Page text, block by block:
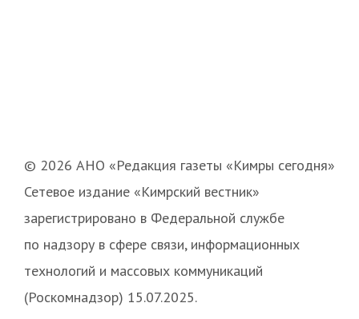
© 2026 АНО «Редакция газеты «Кимры сегодня»
Сетевое издание «Кимрский вестник»
зарегистрировано в Федеральной службе
по надзору в сфере связи, информационных
технологий и массовых коммуникаций
(Роскомнадзор) 15.07.2025.